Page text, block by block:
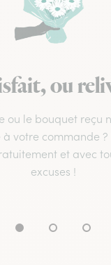
ou
ou le bouquet reçu
à votre commande ?
et avec
excuses !